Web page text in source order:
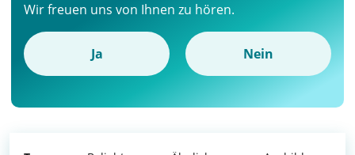
Wir freuen uns von Ihnen zu hören.
Ja Nein